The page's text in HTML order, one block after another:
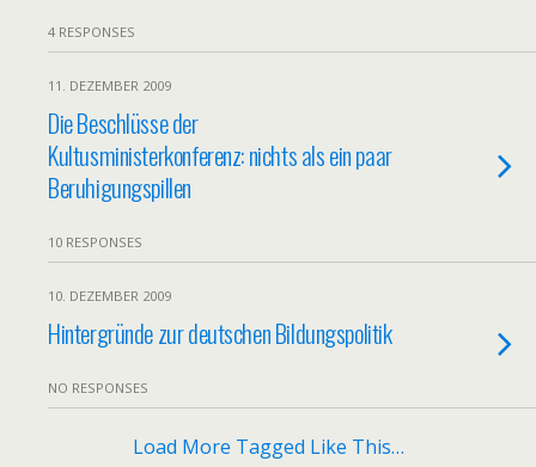
4 RESPONSES
11. DEZEMBER 2009
Die Beschlüsse der
Kultusministerkonferenz: nichts als ein paar
Beruhigungspillen
10 RESPONSES
10. DEZEMBER 2009
Hintergründe zur deutschen Bildungspolitik
NO RESPONSES
Load More Tagged Like This…